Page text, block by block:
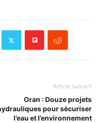
Article suivant
Oran : Douze projets
pour sécuriser
l’eau et l’environnement